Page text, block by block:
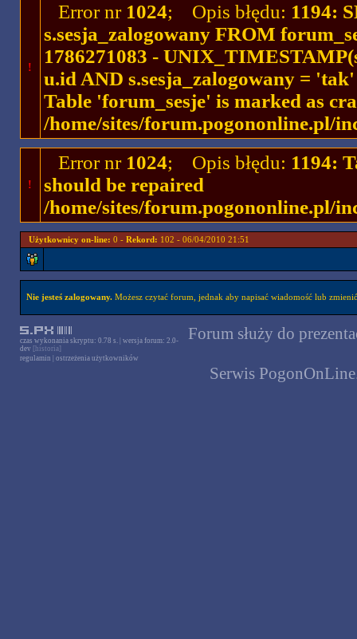
!
Error nr 1024; Opis błędu: 1194:
s.sesja_zalogowany FROM
1786271083 -
u.id AND s.sesja_zalogowany =
Table 'forum_sesje' is marked as
/home/sites/forum.pogononline.pl/
!
Error nr 1024; Opis błędu: 1194:
should be repaired
/home/sites/forum.pogononline.pl/
Użytkownicy on-line: 0 - Rekord: 102 - 06/04/2010 21:51
Nie jesteś zalogowany.Możesz czytać forum, jednak aby napisać wiadomość lub
czas wykonania skryptu: 0.78 s. | wersja forum: 2.0-
dev [historia]
regulamin
ostrzeżenia użytkowników
Forum służy do
Serwis